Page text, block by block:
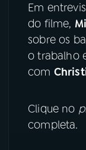
Em
do filme,
sobre os
o trabalho
com
Clique no
completa.